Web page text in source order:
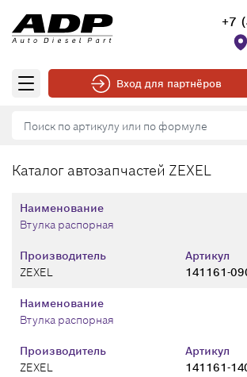
+7
Вход для партнёров
Каталог автозапчастей ZEXEL
Производитель
ZEXEL
Артикул
141161-
Наименование
Втулка распорная
Производитель
ZEXEL
Артикул
141161-
Наименование
Втулка распорная